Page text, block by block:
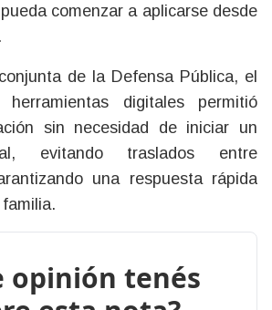
comenzar a aplicarse desde
de la Defensa Pública, el
digitales permitió
sin necesidad de iniciar un
evitando traslados entre
una respuesta rápida
opinión tenés